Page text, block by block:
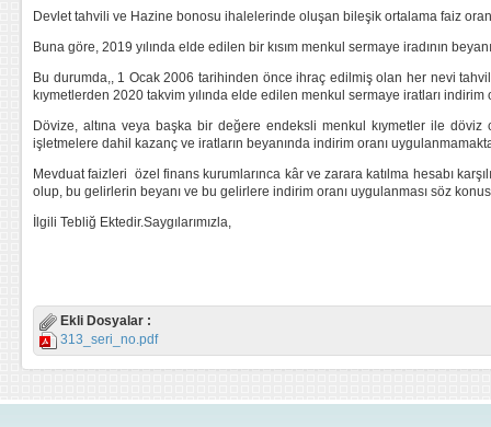
Devlet tahvili ve Hazine bonosu ihalelerinde oluşan bileşik ortalama faiz
Buna göre, 2019 yılında elde edilen bir kısım menkul sermaye iradının
Bu durumda,, 1 Ocak 2006 tarihinden önce ihraç edilmiş olan her nevi
kıymetlerden 2020 takvim yılında elde edilen menkul sermaye iratları
Dövize, altına veya başka bir değere endeksli menkul kıymetler ile
işletmelere dahil kazanç ve iratların beyanında indirim oranı
Mevduat faizleri özel finans kurumlarınca kâr ve zarara katılma hesabı
olup, bu gelirlerin beyanı ve bu gelirlere indirim oranı uygulanması söz
İlgili Tebliğ Ektedir.Saygılarımızla,
Ekli Dosyalar :
313_seri_no.pdf